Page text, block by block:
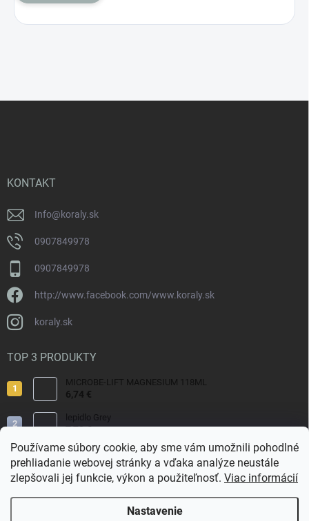
Používame súbory cookie, aby sme vám umožnili pohodlné
prehliadanie webovej stránky a vďaka analýze neustále
zlepšovali jej funkcie, výkon a použiteľnosť. Viac informácií
Nastavenie
KONTAKT
Info@koraly.sk
0907849978
0907849978
http://www.facebook.com/www.koraly.sk
koraly.sk
TOP 3 PRODUKTY
MICROBE-LIFT MAGNESIUM 118ML
6,74 €
lepidlo Grey
7,70 €
Reef Salt 2kg Bag.
9,80 €